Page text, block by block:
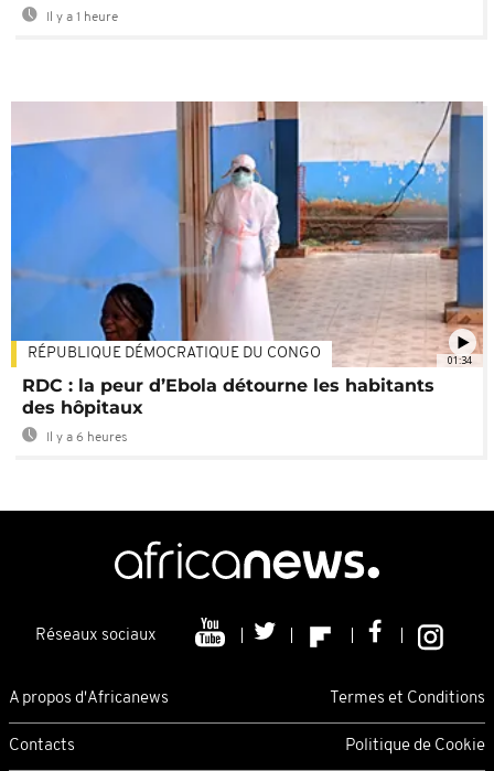
Il y a 1 heure
01:34
RÉPUBLIQUE DÉMOCRATIQUE DU CONGO
RDC : la peur d’Ebola détourne les habitants
des hôpitaux
Il y a 6 heures
Réseaux sociaux
A propos d'Africanews Termes et Conditions
Contacts Politique de Cookie